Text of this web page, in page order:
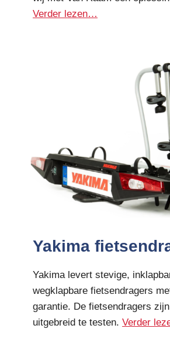
Verder lezen…
Yakima
Yakima levert stevige,
wegklapbare fietsendragers
garantie. De fietsendragers
uitgebreid te testen. Verder